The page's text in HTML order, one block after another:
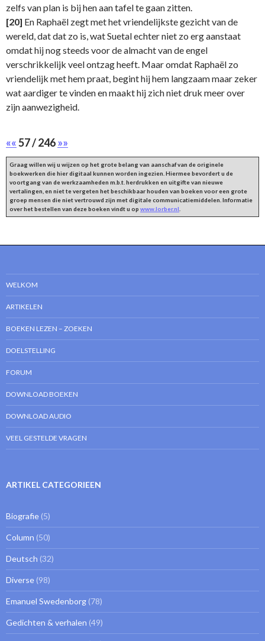
zelfs van plan is bij hen aan tafel te gaan zitten.
[20] En Raphaël zegt met het vriendelijkste gezicht van de
wereld, dat dat zo is, wat Suetal echter niet zo erg aanstaat
omdat hij nog steeds voor de almacht van de engel
verschrikkelijk veel ontzag heeft. Maar omdat Raphaël zo
vriendelijk met hem praat, begint hij hem langzaam maar zeker
wat aardiger te vinden en maakt hij zich niet druk meer over
zijn aanwezigheid.
««57 / 246»»
Graag willen wij u wijzen op het grote belang van aanschaf van de originele
boekwerken die hier digitaal kunnen worden ingezien. Hiermee bevordert u de
voortgang van de werkzaamheden m.b.t. herdrukken en uitgifte van nieuwe
vertalingen, en niet te vergeten het beschikbaar houden van boeken voor een grote
groep mensen die niet vertrouwd zijn met digitale communicatiemiddelen. Informatie
over het bestellen van deze boeken vindt u op www.lorber.nl
WELKOM
ARTIKELEN
BOEKEN LEZEN – ZOEKEN
DOELSTELLING
FORUM
DOWNLOAD BOEKEN
DOWNLOAD AUDIO
VEEL GESTELDE VRAGEN
ARTIKEL CATEGORIEEN
Biografie (5)
Column (50)
Deutsch (32)
Diverse (98)
Emanuel Swedenborg (78)
Gedichten & verhalen (49)